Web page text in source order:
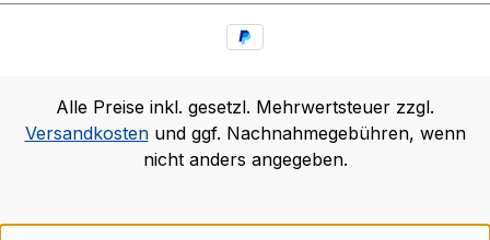
Alle Preise inkl. gesetzl. Mehrwertsteuer zzgl.
Versandkostenund ggf. Nachnahmegebühren, wenn
nicht anders angegeben.